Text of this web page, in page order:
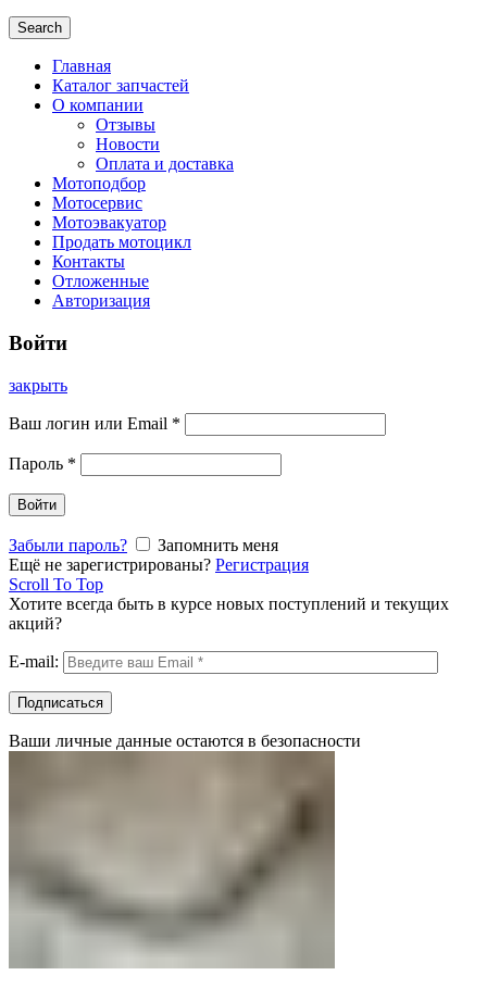
Search
Главная
Каталог запчастей
О компании
Отзывы
Новости
Оплата и доставка
Мотоподбор
Мотосервис
Мотоэвакуатор
Продать мотоцикл
Контакты
Отложенные
Авторизация
Войти
закрыть
Ваш логин или Email *
Пароль *
Войти
Забыли пароль?
Запомнить меня
Ещё не зарегистрированы? Регистрация
Scroll To Top
Хотите всегда быть в курсе новых поступлений и текущих
акций?
E-mail:
Ваши личные данные остаются в безопасности